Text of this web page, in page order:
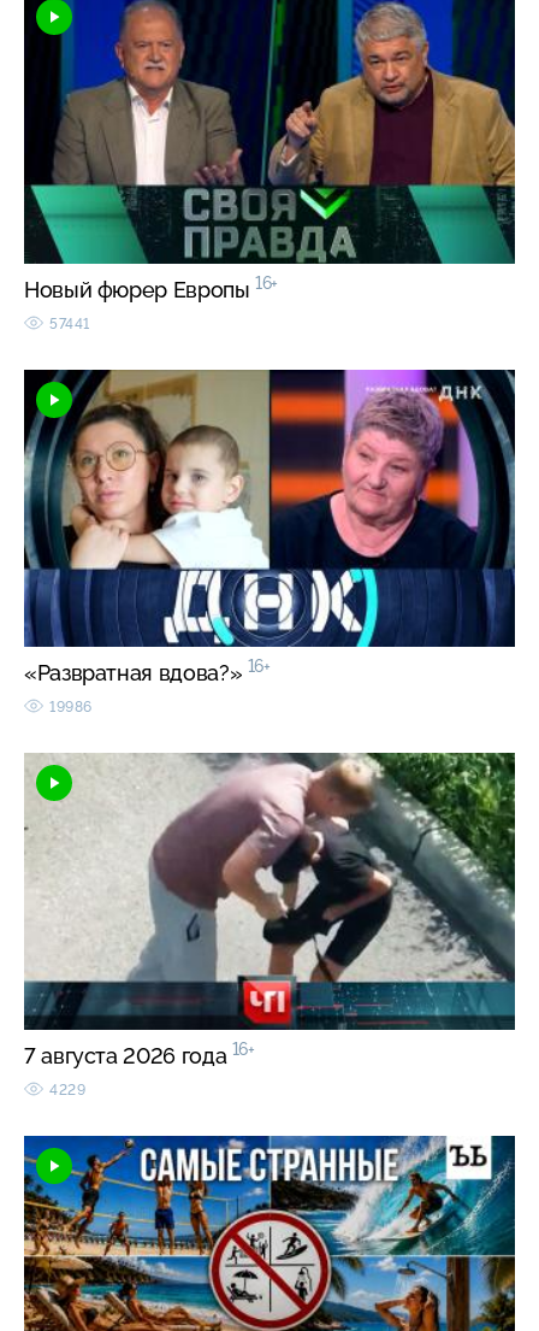
Новый фюрер Европы 16+
57441
«Развратная вдова?» 16+
19986
7 августа 2026 года 16+
4229